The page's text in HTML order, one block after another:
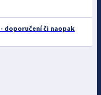
doporučení či naopak